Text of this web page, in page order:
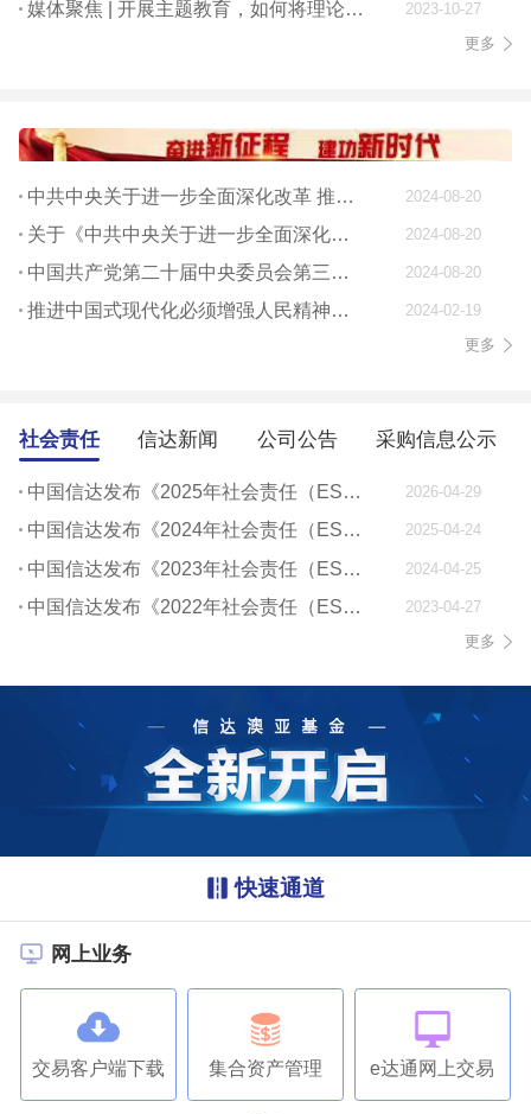
媒体聚焦 | 开展主题教育，如何将理论学习贯穿始终
2023-10-27
更多
中共中央关于进一步全面深化改革 推进中国式现代化的决定 2024-08-20
关于《中共中央关于进一步全面深化改革、 推进中国式现代化的决定》的说明 2024-08-20
中国共产党第二十届中央委员会第三次全体会议公报 2024-08-20
推进中国式现代化必须增强人民精神力量
2024-02-19
更多
社会责任 信达新闻 公司公告 采购信息公示
中国信达发布《2025年社会责任（ESG）报告》 2026-04-29
中国信达发布《2024年社会责任（ESG）报告》 2025-04-24
中国信达发布《2023年社会责任（ESG）报告》 2024-04-25
中国信达发布《2022年社会责任（ESG）报告》
2023-04-27
更多
快速通道
网上业务
交易客户端下载 集合资产管理 e达通网上交易